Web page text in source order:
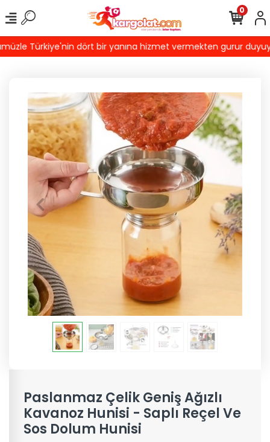
Türkiye'nin dört bir yanına hizmet vermekten gurur
0
Paslanmaz Çelik Geniş Ağızlı
Kavanoz Hunisi - Saplı Reçel Ve
Sos Dolum Hunisi